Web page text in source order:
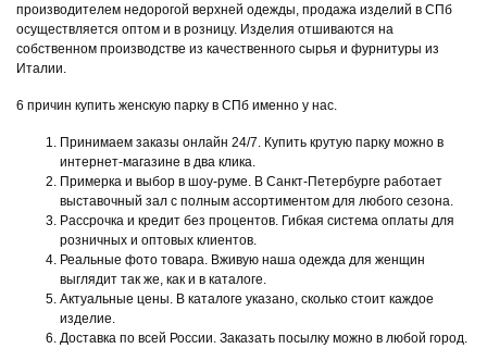
производителем недорогой верхней одежды, продажа изделий в СПб
осуществляется оптом и в розницу. Изделия отшиваются на
собственном производстве из качественного сырья и фурнитуры из
Италии.
6 причин купить женскую парку в СПб именно у нас.
Принимаем заказы онлайн 24/7. Купить крутую парку можно в
интернет-магазине в два клика.
Примерка и выбор в шоу-руме. В Санкт-Петербурге работает
выставочный зал с полным ассортиментом для любого сезона.
Рассрочка и кредит без процентов. Гибкая система оплаты для
розничных и оптовых клиентов.
Реальные фото товара. Вживую наша одежда для женщин
выглядит так же, как и в каталоге.
Актуальные цены. В каталоге указано, сколько стоит каждое
изделие.
Доставка по всей России. Заказать посылку можно в любой город.